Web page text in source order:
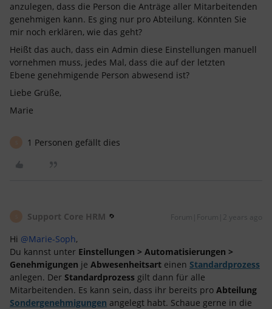
anzulegen, dass die Person die Anträge aller Mitarbeitenden
genehmigen kann. Es ging nur pro Abteilung. Könnten Sie
mir noch erklären, wie das geht?
Heißt das auch, dass ein Admin diese Einstellungen manuell
vornehmen muss, jedes Mal, dass die auf der letzten
Ebene genehmigende Person abwesend ist?
Liebe Grüße,
Marie
1 Personen gefällt dies
Support Core HRM Forum|Forum|2 years ago
Hi @Marie-Soph,
Du kannst unter Einstellungen > Automatisierungen >
Genehmigungen je Abwesenheitsart einen Standardprozess
anlegen. Der Standardprozess gilt dann für alle
Mitarbeitenden. Es kann sein, dass ihr bereits pro Abteilung
Sondergenehmigungen angelegt habt. Schaue gerne in die